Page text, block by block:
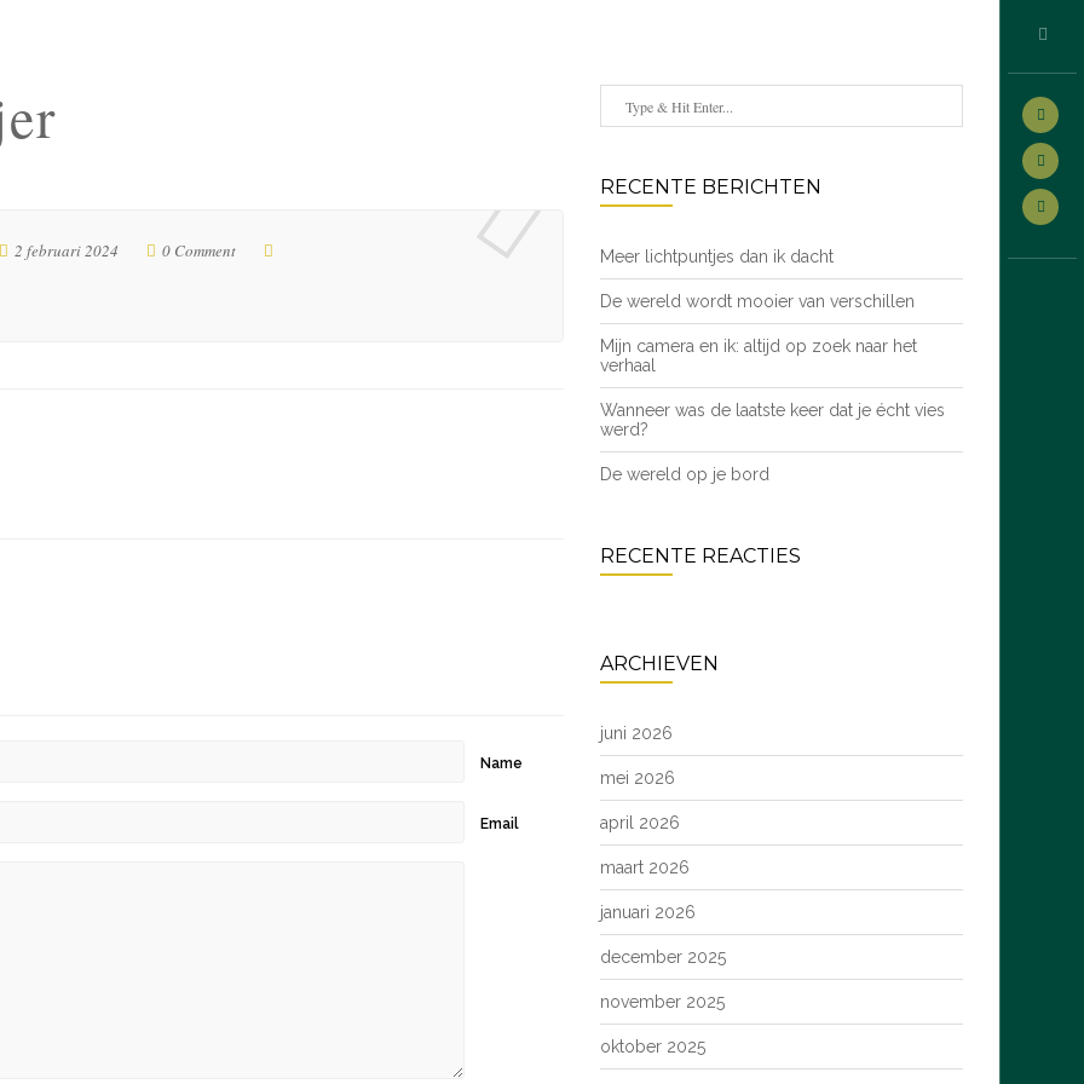
2 februari 2024 0 Comment
Name
Email
RECENTE BERICHTEN
Meer lichtpuntjes dan ik dacht
De wereld wordt mooier van verschillen
Mijn camera en ik: altijd op zoek naar het
verhaal
Wanneer was de laatste keer dat je écht vies
werd?
De wereld op je bord
RECENTE REACTIES
ARCHIEVEN
juni 2026
mei 2026
april 2026
maart 2026
januari 2026
december 2025
november 2025
oktober 2025